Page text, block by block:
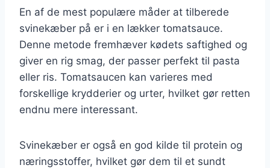
En af de mest populære måder at tilberede
svinekæber på er i en lækker tomatsauce.
Denne metode fremhæver kødets saftighed og
giver en rig smag, der passer perfekt til pasta
eller ris. Tomatsaucen kan varieres med
forskellige krydderier og urter, hvilket gør retten
endnu mere interessant.
Svinekæber er også en god kilde til protein og
næringsstoffer, hvilket gør dem til et sundt